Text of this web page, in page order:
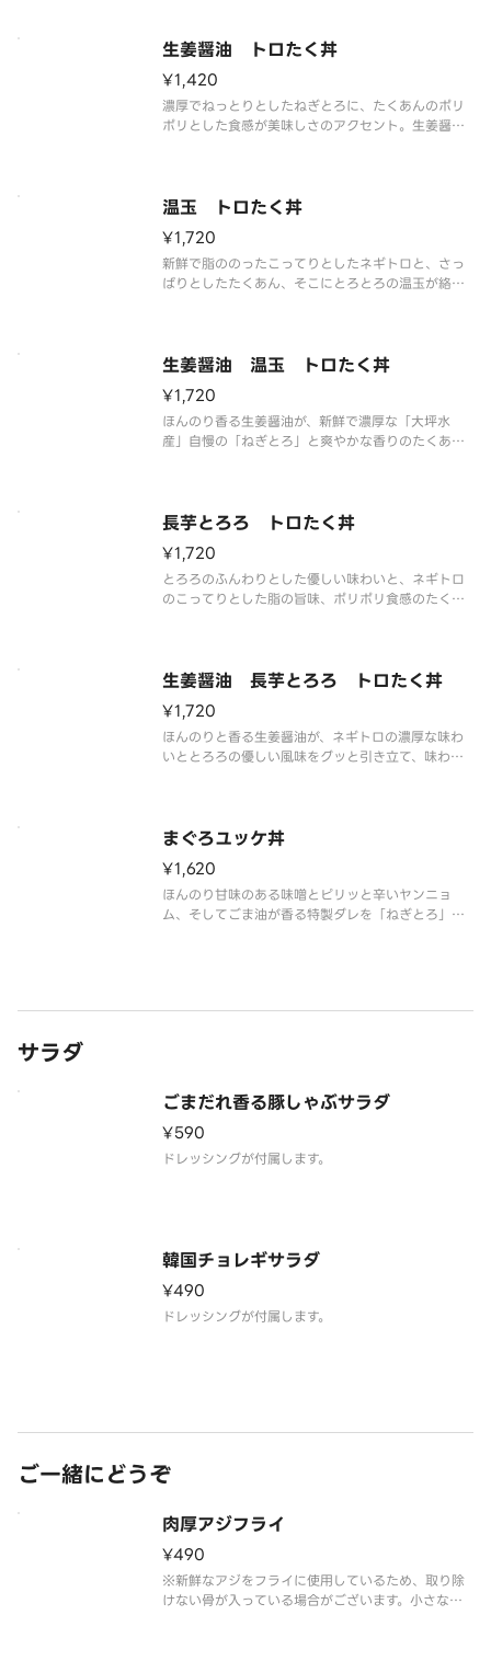
生姜醤油 トロたく丼
¥1,420
濃厚でねっとりとしたねぎとろに、たくあんのポリ
ポリとした食感が美味しさのアクセント。生姜醤油
温玉 トロたく丼
¥1,720
新鮮で脂ののったこってりとしたネギトロと、さっ
ぱりとしたたくあん、そこにとろとろの温玉が絡ん
生姜醤油 温玉 トロたく丼
¥1,720
ほんのり香る生姜醤油が、新鮮で濃厚な「大坪水
産」自慢の「ねぎとろ」と爽やかな香りのたくあ
長芋とろろ トロたく丼
¥1,720
とろろのふんわりとした優しい味わいと、ネギトロ
のこってりとした脂の旨味、ポリポリ食感のたくあ
生姜醤油 長芋とろろ トロたく丼
¥1,720
ほんのりと香る生姜醤油が、ネギトロの濃厚な味わ
いととろろの優しい風味をグッと引き立て、味わい
まぐろユッケ丼
¥1,620
ほんのり甘味のある味噌とピリッと辛いヤンニョ
ム、そしてごま油が香る特製ダレを「ねぎとろ」に
サラダ
ごまだれ香る豚しゃぶサラダ
¥590
韓国チョレギサラダ
¥490
ご一緒にどうぞ
肉厚アジフライ
¥490
※新鮮なアジをフライに使用しているため、取り除
けない骨が入っている場合がございます。小さな骨